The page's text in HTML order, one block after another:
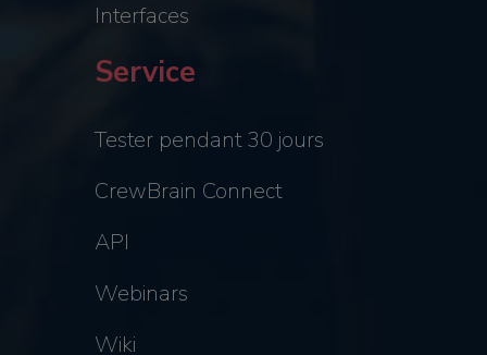
Interfaces
Service
Tester pendant 30 jours
CrewBrain Connect
API
Webinars
Wiki